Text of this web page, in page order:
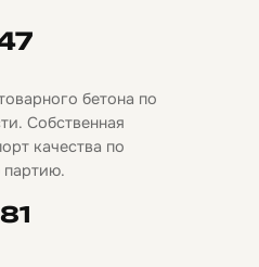
бетона по
Собственная
качества по